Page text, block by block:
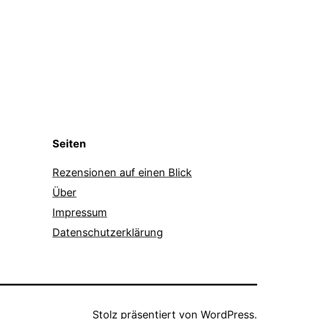
Seiten
Rezensionen auf einen Blick
Über
Impressum
Datenschutzerklärung
Stolz präsentiert von WordPress.